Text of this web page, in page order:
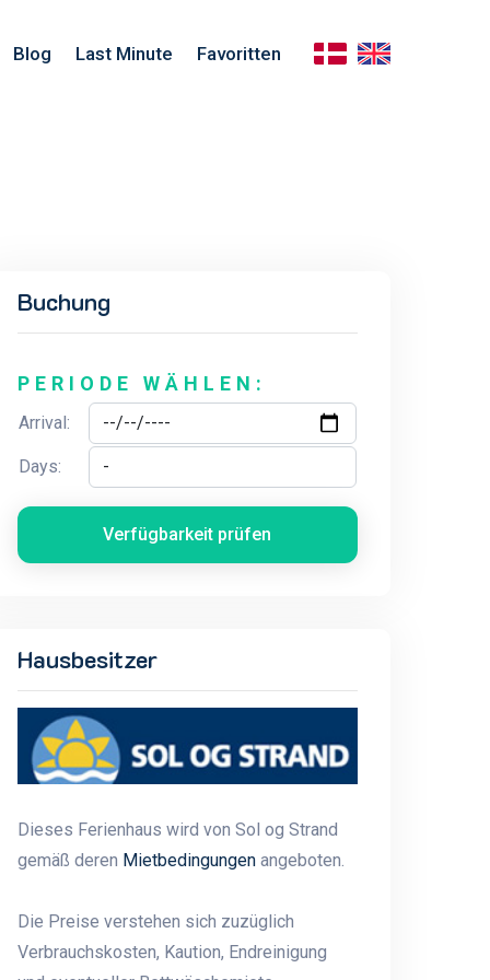
Blog Last Minute Favoritten
Buchung
PERIODE WÄHLEN:
Arrival:
Days:
Verfügbarkeit prüfen
Hausbesitzer
Dieses Ferienhaus wird von Sol og Strand
gemäß deren Mietbedingungenangeboten.
Die Preise verstehen sich zuzüglich
Verbrauchskosten, Kaution, Endreinigung